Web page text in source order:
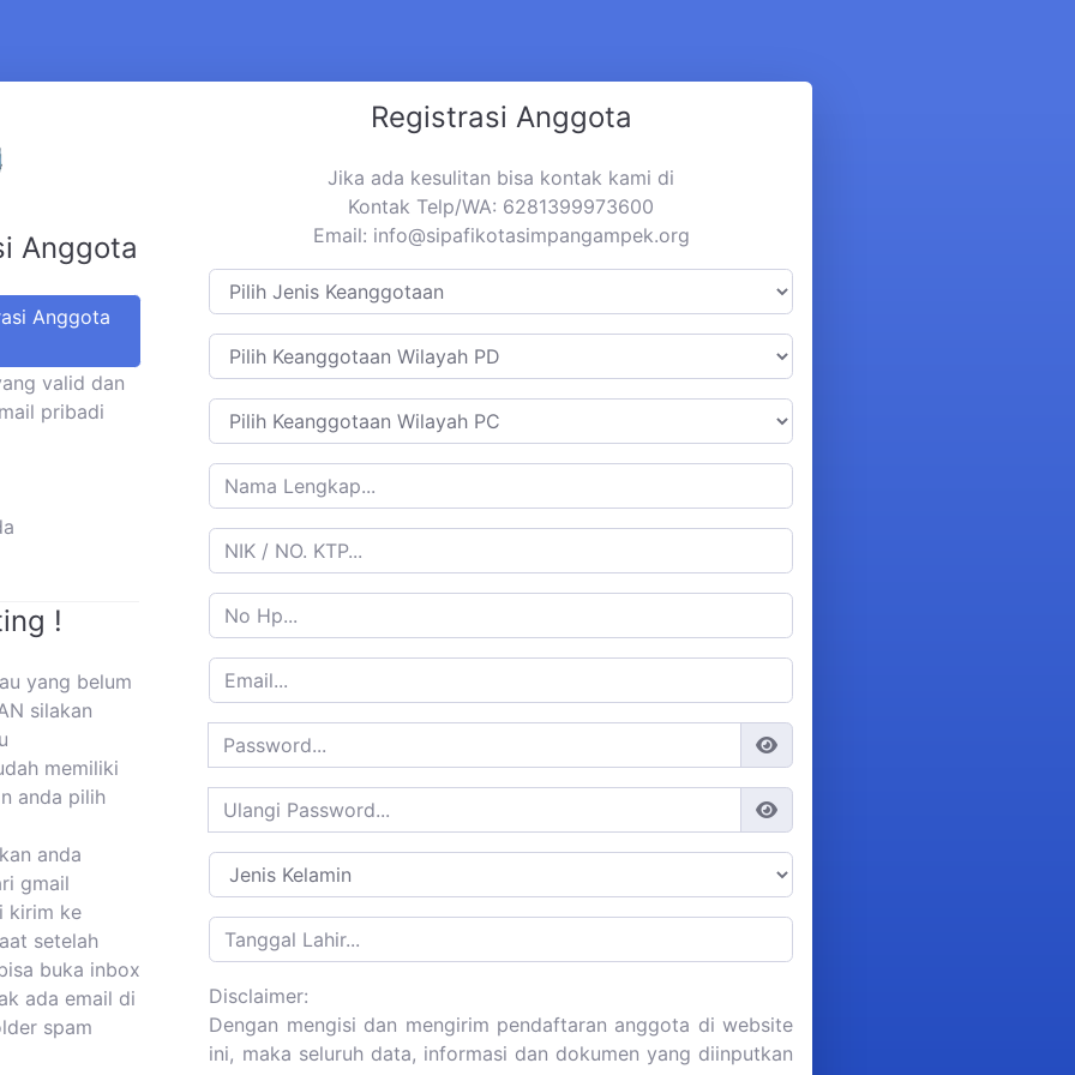
Anggota
Anggota
valid dan
pribadi
!
yang belum
silakan
memiliki
anda pilih
anda
gmail
kirim ke
setelah
buka inbox
ada email di
spam
Registrasi Anggota
Jika ada kesulitan bisa kontak kami di
Kontak Telp/WA: 6281399973600
Email: info@sipafikotasimpangampek.org
Disclaimer:
Dengan mengisi dan mengirim pendaftaran anggota di website
ini, maka seluruh data, informasi dan dokumen yang diinputkan